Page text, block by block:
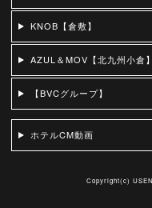
KNOB【倉敷】
AZUL＆MOV【北九州小倉】
【BVCグループ】
ホテルCM動画
Copyright(c)